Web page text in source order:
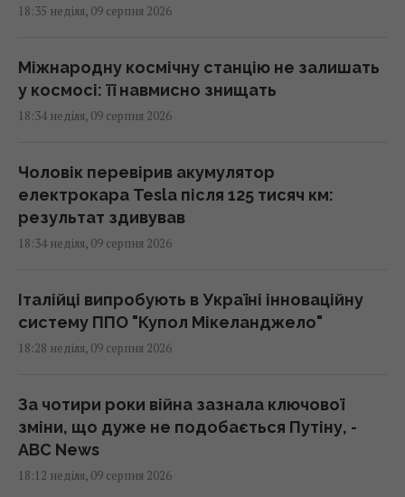
18:35 неділя, 09 серпня 2026
Міжнародну космічну станцію не залишать
у космосі: її навмисно знищать
18:34 неділя, 09 серпня 2026
Чоловік перевірив акумулятор
електрокара Tesla після 125 тисяч км:
результат здивував
18:34 неділя, 09 серпня 2026
Італійці випробують в Україні інноваційну
систему ППО "Купол Мікеланджело"
18:28 неділя, 09 серпня 2026
За чотири роки війна зазнала ключової
зміни, що дуже не подобається Путіну, -
ABC News
18:12 неділя, 09 серпня 2026